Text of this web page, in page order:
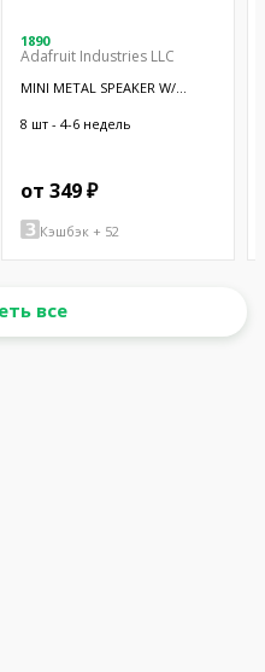
1890
Adafruit Industries LLC
MINI METAL SPEAKER W/
8 шт - 4-6 недель
от 349 ₽
Кэшбэк + 52
все